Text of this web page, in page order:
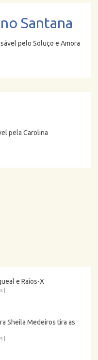
Santana
pelo Soluço e Amora
pela Carolina
e Raios-X
Sheila Medeiros tira as